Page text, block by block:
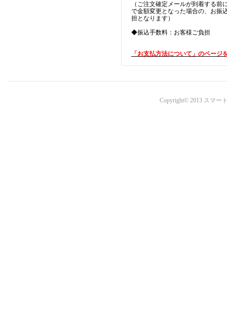
（ご注文確定メールが到着する前
で金額変更となった場合の、お振
担となります）
◆振込手数料：お客様ご負担
「お支払方法について」のページ
Copyright© 2013 スマー